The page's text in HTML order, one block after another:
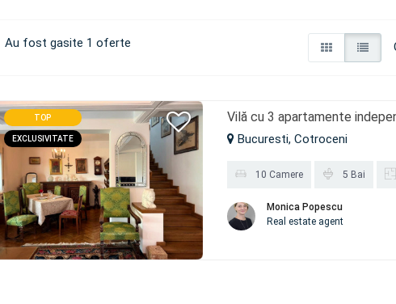
Au fost gasite 1 oferte
TOP
EXCLUSIVITATE
Vilă cu 3 apartamente
Bucuresti, Cotroceni
10 Camere 5 Bai
Monica Popescu
Real estate agent